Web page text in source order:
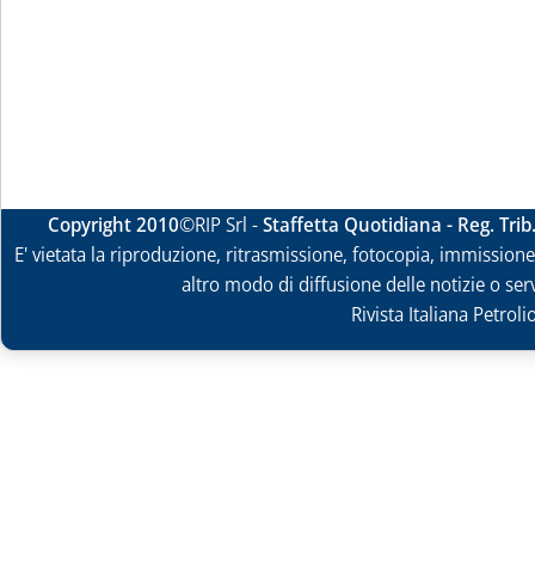
Copyright 2010©RIP Srl -Staffetta Quotidiana - Reg.
E' vietata la riproduzione, ritrasmissione, fotocopia,
altro modo di diffusione delle notizie o
Rivista Italiana